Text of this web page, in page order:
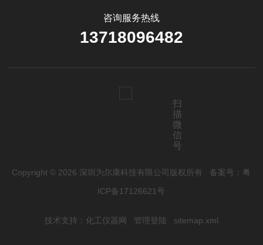
咨询服务热线
13718096482
扫
描
微
信
号
Copyright © 2026 深圳为尔康科技有限公司版权所有 备案号：粤
ICP备17126621号
技术支持： 化工仪器网 管理登陆 sitemap.xml